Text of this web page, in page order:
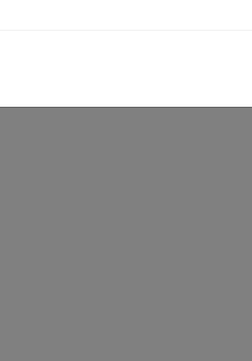
¿Qué ofrece el programa